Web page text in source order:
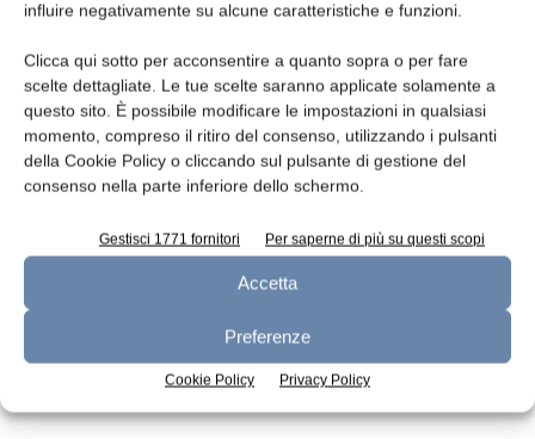
influire negativamente su alcune caratteristiche e funzioni.
Clicca qui sotto per acconsentire a quanto sopra o per fare
scelte dettagliate. Le tue scelte saranno applicate solamente a
questo sito. È possibile modificare le impostazioni in qualsiasi
momento, compreso il ritiro del consenso, utilizzando i pulsanti
della Cookie Policy o cliccando sul pulsante di gestione del
consenso nella parte inferiore dello schermo.
Gestisci 1771 fornitori Per saperne di più su questi scopi
Accetta
Preferenze
Cookie Policy Privacy Policy
n.6 - Giugno 2026 n.5 - Maggio 2026
Edicola Web